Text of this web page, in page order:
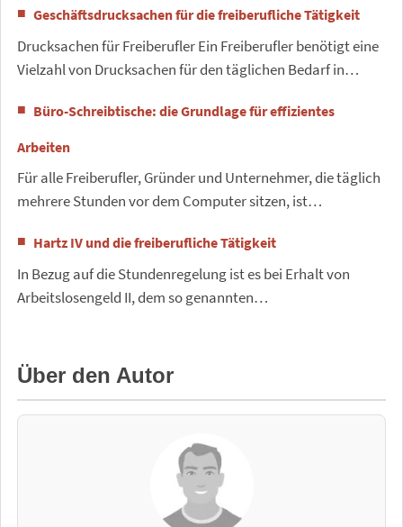
Geschäftsdrucksachen für die freiberufliche Tätigkeit
Drucksachen für Freiberufler Ein Freiberufler benötigt eine
Vielzahl von Drucksachen für den täglichen Bedarf in…
Büro-Schreibtische: die Grundlage für effizientes
Arbeiten
Für alle Freiberufler, Gründer und Unternehmer, die täglich
mehrere Stunden vor dem Computer sitzen, ist…
Hartz IV und die freiberufliche Tätigkeit
In Bezug auf die Stundenregelung ist es bei Erhalt von
Arbeitslosengeld II, dem so genannten…
Über den Autor